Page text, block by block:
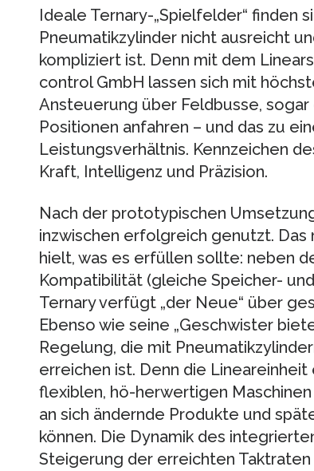
Ideale Ternary-„Spielfelder“ finden
Pneumatikzylinder nicht ausreicht
kompliziert ist. Denn mit dem
control GmbH lassen sich mit
Ansteuerung über Feldbusse,
Positionen anfahren – und das zu
Leistungsverhältnis. Kennzeichen
Kraft, Intelligenz und Präzision.
Nach der prototypischen
inzwischen erfolgreich genutzt.
hielt, was es erfüllen sollte: neben
Kompatibilität (gleiche Speicher-
Ternary verfügt „der Neue“ über
Ebenso wie seine „Geschwister
Regelung, die mit
erreichen ist. Denn die
flexiblen, hö-herwertigen
an sich ändernde Produkte und
können. Die Dynamik des
Steigerung der erreichten Taktraten